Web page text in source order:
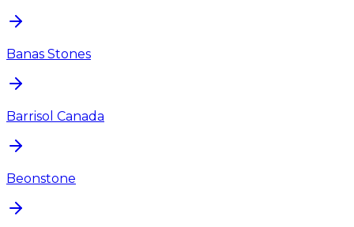
Banas Stones
Barrisol Canada
Beonstone